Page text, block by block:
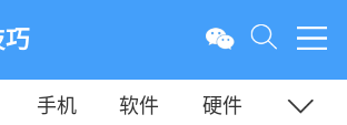
手机 软件
硬件